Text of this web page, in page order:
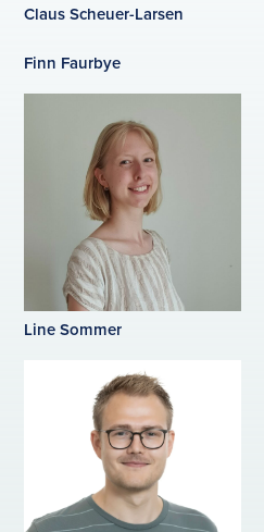
Claus Scheuer-Larsen
Finn Faurbye
Line Sommer